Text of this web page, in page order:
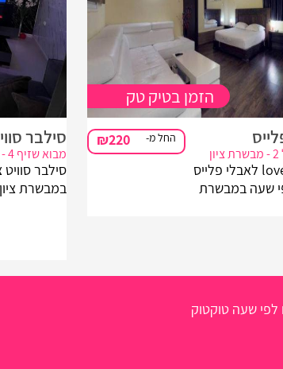
lovely place לאבלי פלייס
שעה במבשרת
מוחלטת...
החל מ- ₪220
הזמן בטיק טק
סילבר
מבוא שזיף 4 - מבשרת ציון
סילבר סוויט
במבשרת
מחוויית
לפי שעה טוקטוק